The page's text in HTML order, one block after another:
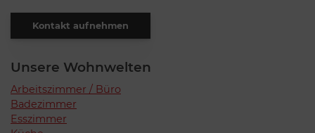
Kontakt aufnehmen
Unsere Wohnwelten
Arbeitszimmer / Büro
Badezimmer
Esszimmer